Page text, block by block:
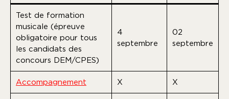
Test de formation
musicale (épreuve
obligatoire pour tous
les candidats des
concours DEM/CPES)
4
septembre
02
septembre
Accompagnement X X